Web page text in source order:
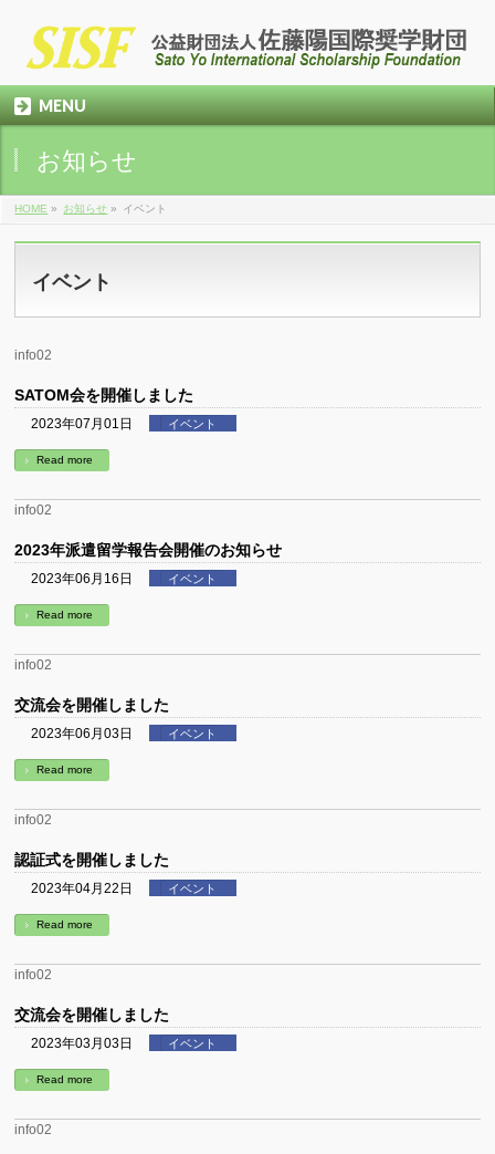
MENU
お知らせ
HOME » お知らせ » イベント
イベント
info02
SATOM会を開催しました
2023年07月01日 イベント
Read more
info02
2023年派遣留学報告会開催のお知らせ
2023年06月16日 イベント
Read more
info02
交流会を開催しました
2023年06月03日 イベント
Read more
info02
認証式を開催しました
2023年04月22日 イベント
Read more
info02
交流会を開催しました
2023年03月03日 イベント
Read more
info02